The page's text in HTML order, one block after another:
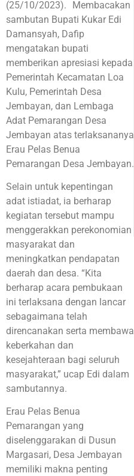
(25/10/2023). Membacakan
sambutan Bupati Kukar Edi
Damansyah, Dafip
mengatakan bupati
memberikan apresiasi kepada
Pemerintah Kecamatan Loa
Kulu, Pemerintah Desa
Jembayan, dan Lembaga
Adat Pemarangan Desa
Jembayan atas terlaksananya
Erau Pelas Benua
Pemarangan Desa Jembayan.
Selain untuk kepentingan
adat istiadat, ia berharap
kegiatan tersebut mampu
menggerakkan perekonomian
masyarakat dan
meningkatkan pendapatan
daerah dan desa. “Kita
berharap acara pembukaan
ini terlaksana dengan lancar
sebagaimana telah
direncanakan serta membawa
keberkahan dan
kesejahteraan bagi seluruh
masyarakat,” ucap Edi dalam
sambutannya.
Erau Pelas Benua
Pemarangan yang
diselenggarakan di Dusun
Margasari, Desa Jembayan
memiliki makna penting